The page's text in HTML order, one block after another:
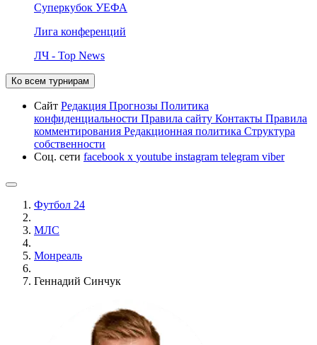
Суперкубок УЕФА
Лига конференций
ЛЧ - Top News
Ко всем турнирам
Сайт Редакция Прогнозы Политика
конфиденциальности Правила сайту Контакты Правила
комментирования Редакционная политика Структура
собственности
Соц. сети facebook x youtube instagram telegram viber
Футбол 24
МЛС
Монреаль
Геннадий Синчук